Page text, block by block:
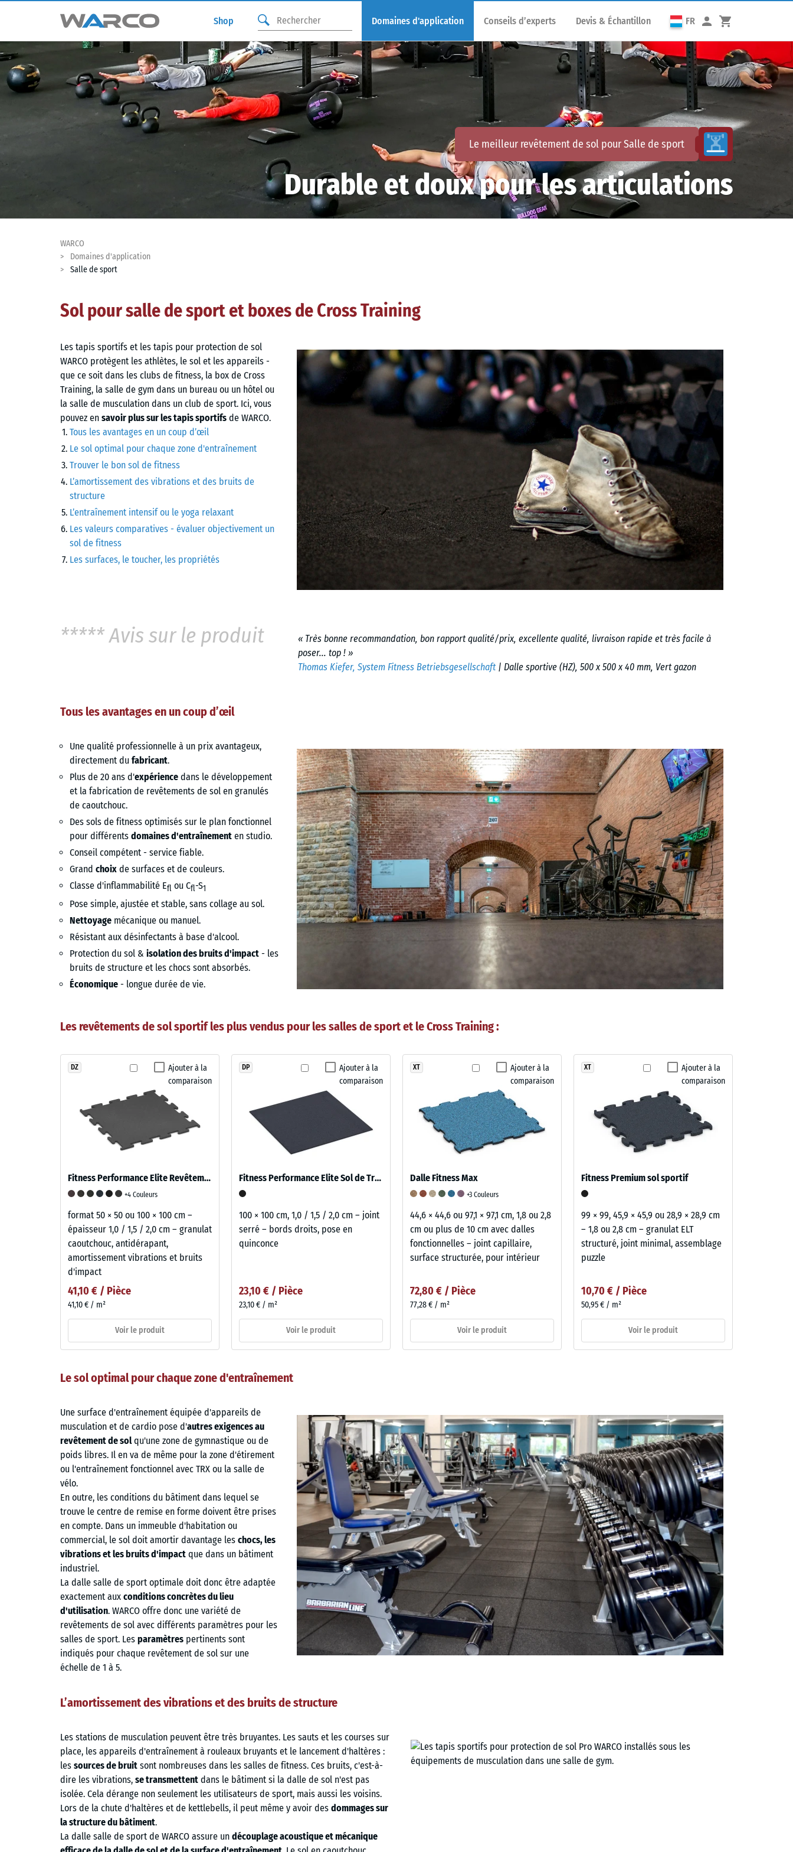
Shop Domaines d'application Conseils d’experts Devis & Échantillon FR
Le meilleur revêtement de sol pourSalle de sport
Durable et doux pour les articulations
WARCO
Domaines d'application
Salle de sport
Sol pour salle de sport et boxes de Cross Training
Les tapis sportifs et les tapis pour protection de sol
WARCO protègent les athlètes, le sol et les appareils -
que ce soit dans les clubs de fitness, la box de Cross
Training, la salle de gym dans un bureau ou un hôtel ou
la salle de musculation dans un club de sport. Ici, vous
pouvez en savoir plus sur les tapis sportifs de WARCO.
Tous les avantages en un coup d’œil
Le sol optimal pour chaque zone d'entraînement
Trouver le bon sol de fitness
L’amortissement des vibrations et des bruits de
structure
L’entraînement intensif ou le yoga relaxant
Les valeurs comparatives - évaluer objectivement un
sol de fitness
Les surfaces, le toucher, les propriétés
***** Avis sur le produit
« Très bonne recommandation, bon rapport qualité/prix, excellente qualité, livraison rapide et très facile à
poser... top ! »
Thomas Kiefer, System Fitness Betriebsgesellschaft| Dalle sportive (HZ), 500 x 500 x 40 mm, Vert gazon
Tous les avantages en un coup d’œil
Une qualité professionnelle à un prix avantageux,
directement du fabricant.
Plus de 20 ans d'expérience dans le développement
et la fabrication de revêtements de sol en granulés
de caoutchouc.
Des sols de fitness optimisés sur le plan fonctionnel
pour différents domaines d'entraînement en studio.
Conseil compétent - service fiable.
Grand choix de surfaces et de couleurs.
Classe d'inflammabilité Efl ou Cfl-S1
Pose simple, ajustée et stable, sans collage au sol.
Nettoyage mécanique ou manuel.
Résistant aux désinfectants à base d'alcool.
Protection du sol & isolation des bruits d'impact - les
bruits de structure et les chocs sont absorbés.
Économique - longue durée de vie.
Les revêtements de sol sportif les plus vendus pour les salles de sport et le Cross Training :
Ajouter à la
comparaison
DZ
Fitness Performance Elite Revêtement Sportif
+4 Couleurs
format 50 × 50 ou 100 × 100 cm –
épaisseur 1,0 / 1,5 / 2,0 cm – granulat
caoutchouc, antidérapant,
amortissement vibrations et bruits
d'impact
41,10 € / Pièce
41,10 € / m²
Voir le produit
Ajouter à la
comparaison
DP
Fitness Performance Elite Sol de Training
100 × 100 cm, 1,0 / 1,5 / 2,0 cm – joint
serré – bords droits, pose en
quinconce
23,10 € / Pièce
23,10 € / m²
Voir le produit
Ajouter à la
comparaison
XT
Dalle Fitness Max
+3 Couleurs
44,6 × 44,6 ou 97,1 × 97,1 cm, 1,8 ou 2,8
cm ou plus de 10 cm avec dalles
fonctionnelles – joint capillaire,
surface structurée, pour intérieur
72,80 € / Pièce
77,28 € / m²
Voir le produit
Ajouter à la
comparaison
XT
Fitness Premium sol sportif
99 × 99, 45,9 × 45,9 ou 28,9 × 28,9 cm
– 1,8 ou 2,8 cm – granulat ELT
structuré, joint minimal, assemblage
puzzle
10,70 € / Pièce
50,95 € / m²
Voir le produit
Le sol optimal pour chaque zone d'entraînement
Une surface d'entraînement équipée d'appareils de
musculation et de cardio pose d'autres exigences au
revêtement de solqu'une zone de gymnastique ou de
poids libres. Il en va de même pour la zone d'étirement
ou l'entraînement fonctionnel avec TRX ou la salle de
vélo.
En outre, les conditions du bâtiment dans lequel se
trouve le centre de remise en forme doivent être prises
en compte. Dans un immeuble d'habitation ou
commercial, le sol doit amortir davantage les chocs, les
vibrations et les bruits d'impact que dans un bâtiment
industriel.
La dalle salle de sport optimale doit donc être adaptée
exactement aux conditions concrètes du lieu
d'utilisation. WARCO offre donc une variété de
revêtements de sol avec différents paramètres pour les
salles de sport. Les paramètres pertinents sont
indiqués pour chaque revêtement de sol sur une
échelle de 1 à 5.
L’amortissement des vibrations et des bruits de structure
Les stations de musculation peuvent être très bruyantes. Les sauts et les courses sur
place, les appareils d'entraînement à rouleaux bruyants et le lancement d'haltères :
les sources de bruit sont nombreuses dans les salles de fitness. Ces bruits, c'est-à-
dire les vibrations, se transmettent dans le bâtiment si la dalle de sol n'est pas
isolée. Cela dérange non seulement les utilisateurs de sport, mais aussi les voisins.
Lors de la chute d'haltères et de kettlebells, il peut même y avoir des dommages sur
la structure du bâtiment.
La dalle salle de sport de WARCO assure un découplage acoustique et mécanique